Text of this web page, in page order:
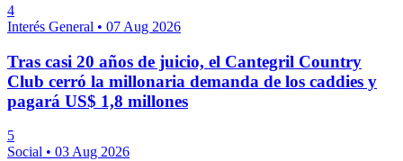
4
Interés General • 07 Aug 2026
Tras casi 20 años de juicio, el Cantegril Country
Club cerró la millonaria demanda de los caddies y
pagará US$ 1,8 millones
5
Social • 03 Aug 2026